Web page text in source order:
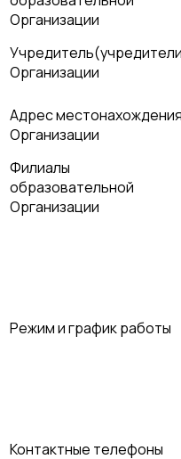
Организации
Организации
Адрес местонахождения
Организации
Филиалы
образовательной
Организации
Режим и график работы
Контактные телефоны